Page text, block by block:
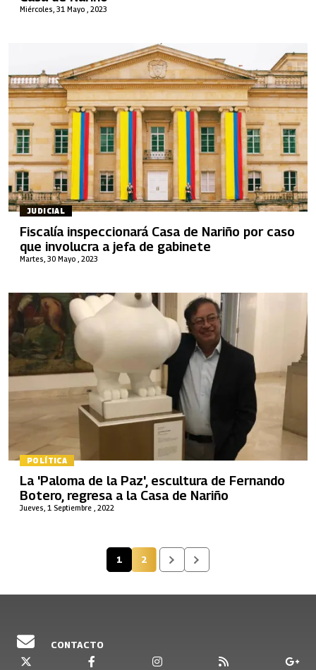
Miércoles, 31 Mayo , 2023
JUDICIAL
Martes, 30 Mayo , 2023
Fiscalía inspeccionará Casa de Nariño por caso
que involucra a jefa de gabinete
POLÍTICA
Jueves, 1 Septiembre , 2022
La 'Paloma de la Paz', escultura de Fernando
Botero, regresa a la Casa de Nariño
Página actual
1 Página
2
CONTACTO